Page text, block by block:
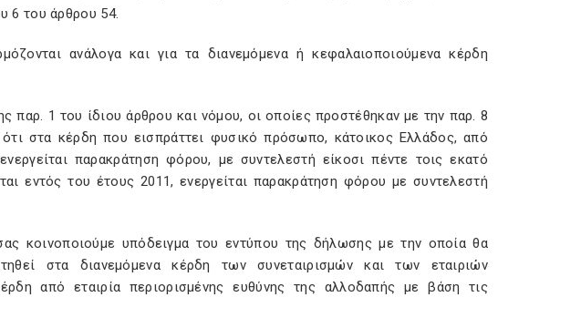
6 του άρθρου 54.
ανάλογα και για τα διανεμόμενα ή κεφαλαιοποιούμενα κέρδη
παρ. 1 του ίδιου άρθρου και νόμου, οι οποίες προστέθηκαν με την παρ. 8
στα κέρδη που εισπράττει φυσικό πρόσωπο, κάτοικος Ελλάδος, από
παρακράτηση φόρου, με συντελεστή είκοσι πέντε τοις εκατό
εντός του έτους 2011, ενεργείται παρακράτηση φόρου με συντελεστή
κοινοποιούμε υπόδειγμα του εντύπου της δήλωσης με την οποία θα
στα διανεμόμενα κέρδη των συνεταιρισμών και των εταιριών
από εταιρία περιορισμένης ευθύνης της αλλοδαπής με βάση τις